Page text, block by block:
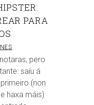
PARA
pero
saíu á
primeiro (non
haxa máis)